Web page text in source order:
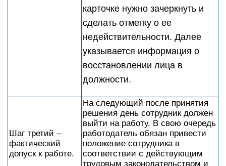
карточке нужно зачеркнуть и
сделать отметку о ее
недействительности. Далее
указывается информация о
восстановлении лица в
должности.
Шаг третий –
фактический
допуск к работе.
На следующий после принятия
решения день сотрудник должен
выйти на работу. В свою очередь
работодатель обязан привести
положение сотрудника в
соответствии с действующим
трудовым законодательством и